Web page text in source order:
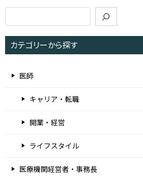
索
カテゴリーから探す
医師
キャリア・転職
開業・経営
ライフスタイル
医療機関経営者・事務長